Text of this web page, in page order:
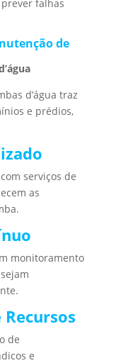
falhas
de
d’água traz
e prédios,
serviços de
as
monitoramento
de
e